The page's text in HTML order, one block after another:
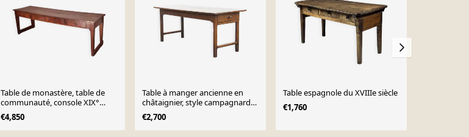
Table de monastère, table de
communauté, console XIX°
noyer massif
€4,850
Table à manger ancienne en
châtaignier, style campagnard
français, début XIXe siècle
€2,700
Table espagnole du XVIIIe siècle
€1,760